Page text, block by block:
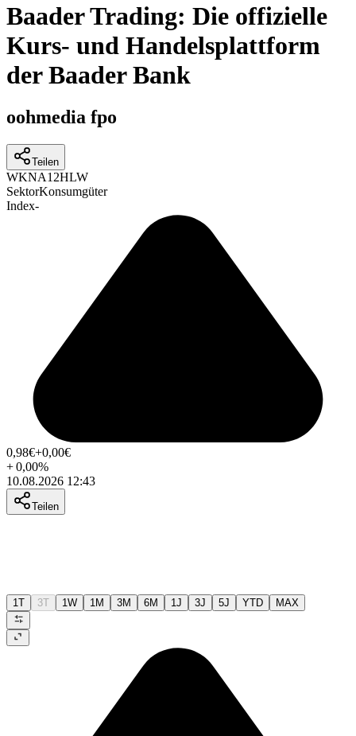
Baader Trading: Die offizielle
Kurs- und Handelsplattform
der Baader Bank
oohmedia fpo
Teilen
WKNA12HLW
SektorKonsumgüter
Index-
0,98€+0,00€
+0,00%
10.08.2026 12:43
Teilen
1T 3T 1W 1M 3M 6M 1J 3J 5J YTD MAX